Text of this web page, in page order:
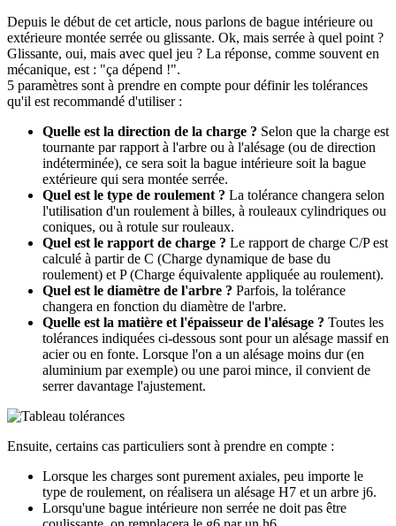
Depuis le début de cet article, nous parlons de bague intérieure ou
extérieure montée serrée ou glissante. Ok, mais serrée à quel point ?
Glissante, oui, mais avec quel jeu ? La réponse, comme souvent en
mécanique, est : "ça dépend !".
5 paramètres sont à prendre en compte pour définir les tolérances
qu'il est recommandé d'utiliser :
Quelle est la direction de la charge ? Selon que la charge est
tournante par rapport à l'arbre ou à l'alésage (ou de direction
indéterminée), ce sera soit la bague intérieure soit la bague
extérieure qui sera montée serrée.
Quel est le type de roulement ? La tolérance changera selon
l'utilisation d'un roulement à billes, à rouleaux cylindriques ou
coniques, ou à rotule sur rouleaux.
Quel est le rapport de charge ? Le rapport de charge C/P est
calculé à partir de C (Charge dynamique de base du
roulement) et P (Charge équivalente appliquée au roulement).
Quel est le diamètre de l'arbre ? Parfois, la tolérance
changera en fonction du diamètre de l'arbre.
Quelle est la matière et l'épaisseur de l'alésage ? Toutes les
tolérances indiquées ci-dessous sont pour un alésage massif en
acier ou en fonte. Lorsque l'on a un alésage moins dur (en
aluminium par exemple) ou une paroi mince, il convient de
serrer davantage l'ajustement.
Ensuite, certains cas particuliers sont à prendre en compte :
Lorsque les charges sont purement axiales, peu importe le
type de roulement, on réalisera un alésage H7 et un arbre j6.
Lorsqu'une bague intérieure non serrée ne doit pas être